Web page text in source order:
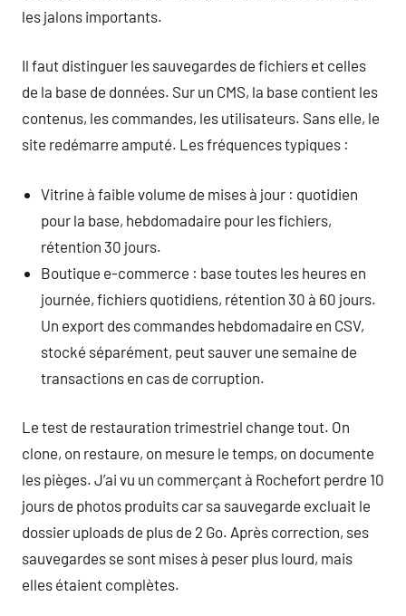
les jalons importants.
Il faut distinguer les sauvegardes de fichiers et celles
de la base de données. Sur un CMS, la base contient les
contenus, les commandes, les utilisateurs. Sans elle, le
site redémarre amputé. Les fréquences typiques :
Vitrine à faible volume de mises à jour : quotidien
pour la base, hebdomadaire pour les fichiers,
rétention 30 jours.
Boutique e-commerce : base toutes les heures en
journée, fichiers quotidiens, rétention 30 à 60 jours.
Un export des commandes hebdomadaire en CSV,
stocké séparément, peut sauver une semaine de
transactions en cas de corruption.
Le test de restauration trimestriel change tout. On
clone, on restaure, on mesure le temps, on documente
les pièges. J’ai vu un commerçant à Rochefort perdre 10
jours de photos produits car sa sauvegarde excluait le
dossier uploads de plus de 2 Go. Après correction, ses
sauvegardes se sont mises à peser plus lourd, mais
elles étaient complètes.